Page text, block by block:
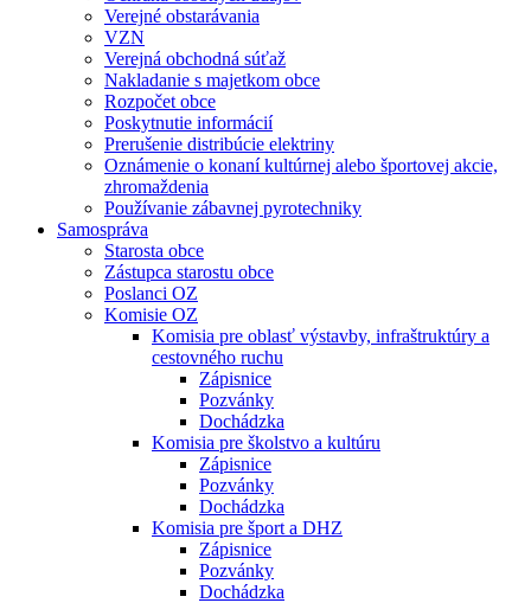
Verejné obstarávania
VZN
Verejná obchodná súťaž
Nakladanie s majetkom obce
Rozpočet obce
Poskytnutie informácií
Prerušenie distribúcie elektriny
Oznámenie o konaní kultúrnej alebo športovej akcie,
zhromaždenia
Používanie zábavnej pyrotechniky
Samospráva
Starosta obce
Zástupca starostu obce
Poslanci OZ
Komisie OZ
Komisia pre oblasť výstavby, infraštruktúry a
cestovného ruchu
Zápisnice
Pozvánky
Dochádzka
Komisia pre školstvo a kultúru
Zápisnice
Pozvánky
Dochádzka
Komisia pre šport a DHZ
Zápisnice
Pozvánky
Dochádzka